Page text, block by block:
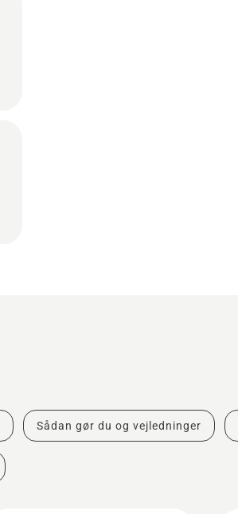
Sådan gør du og vejledninger